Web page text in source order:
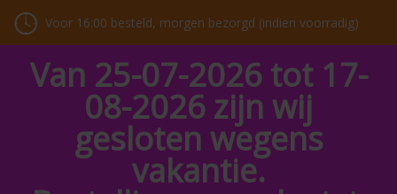
Voor 16:00 besteld, morgen bezorgd (indien voorradig)
Van 25-07-2026 tot 17-
08-2026 zijn wij
gesloten wegens
vakantie.